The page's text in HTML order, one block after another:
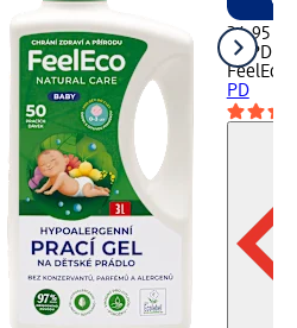
24,95 €
83 PD
FeelEco
PD